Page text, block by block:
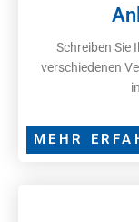
Schreiben Sie
verschiedenen
MEHR